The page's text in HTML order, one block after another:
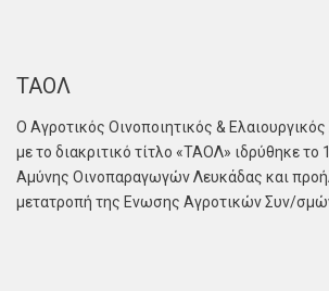
ΤΑΟΛ
Ο Αγροτικός Οινοποιητικός &
με το διακριτικό τίτλο «ΤΑΟΛ» ιδρύθηκε το
Αμύνης Οινοπαραγωγών Λευκάδας και
μετατροπή της Ενωσης Αγροτικών Συν/